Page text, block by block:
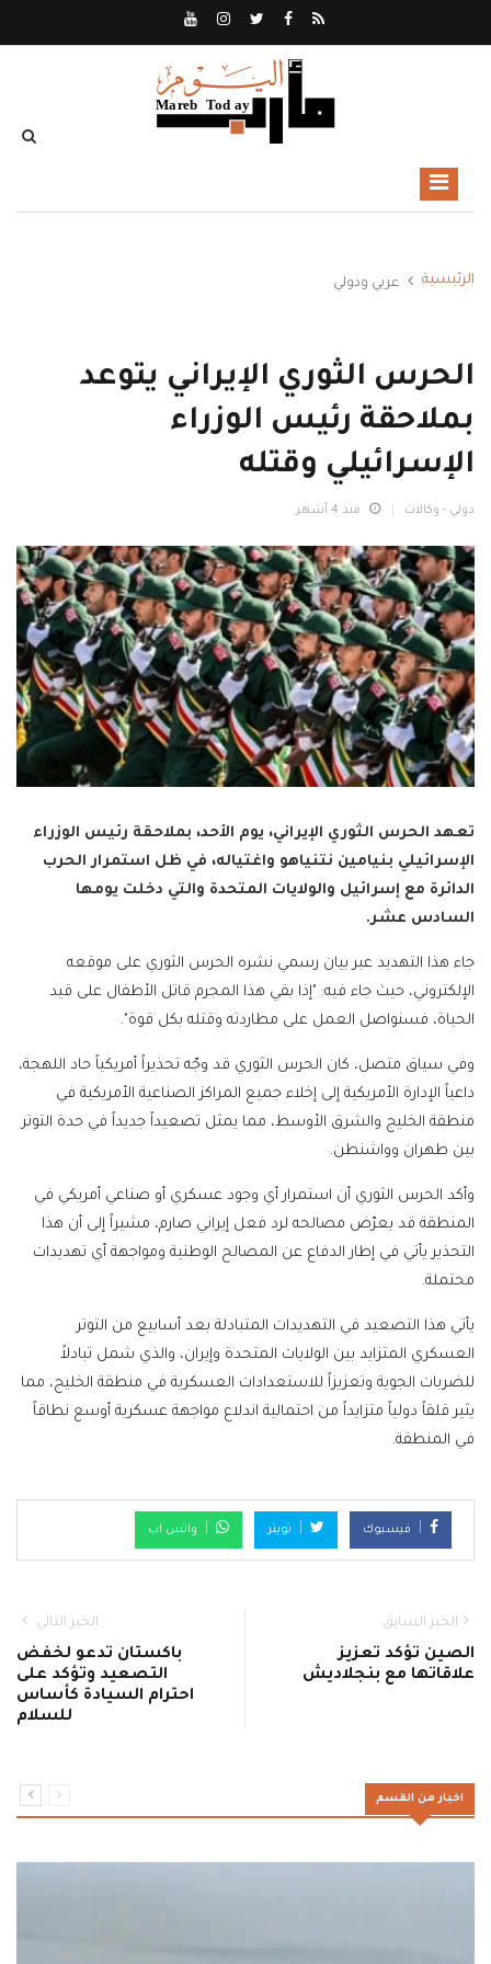
الرئيسية عربي ودولي
الحرس الثوري الإيراني يتوعد
بملاحقة رئيس الوزراء
الإسرائيلي وقتله
دولي - وكالات منذ 4 أشهر
تعهد الحرس الثوري الإيراني، يوم الأحد، بملاحقة رئيس الوزراء
الإسرائيلي بنيامين نتنياهو واغتياله، في ظل استمرار الحرب
الدائرة مع إسرائيل والولايات المتحدة والتي دخلت يومها
السادس عشر.
جاء هذا التهديد عبر بيان رسمي نشره الحرس الثوري على موقعه
الإلكتروني، حيث جاء فيه: "إذا بقي هذا المجرم قاتل الأطفال على قيد
الحياة، فسنواصل العمل على مطاردته وقتله بكل قوة".
وفي سياق متصل، كان الحرس الثوري قد وجّه تحذيراً أمريكياً حاد اللهجة،
داعياً الإدارة الأمريكية إلى إخلاء جميع المراكز الصناعية الأمريكية في
منطقة الخليج والشرق الأوسط، مما يمثل تصعيداً جديداً في حدة التوتر
بين طهران وواشنطن.
وأكد الحرس الثوري أن استمرار أي وجود عسكري أو صناعي أمريكي في
المنطقة قد يعرّض مصالحه لرد فعل إيراني صارم، مشيراً إلى أن هذا
التحذير يأتي في إطار الدفاع عن المصالح الوطنية ومواجهة أي تهديدات
محتملة.
يأتي هذا التصعيد في التهديدات المتبادلة بعد أسابيع من التوتر
العسكري المتزايد بين الولايات المتحدة وإيران، والذي شمل تبادلاً
للضربات الجوية وتعزيزاً للاستعدادات العسكرية في منطقة الخليج، مما
يثير قلقاً دولياً متزايداً من احتمالية اندلاع مواجهة عسكرية أوسع نطاقاً
في المنطقة.
فيسبوك تويتر واتس اب
الخبر السابق
الصين تؤكد تعزيز
علاقاتها مع بنجلاديش
الخبر التالي
باكستان تدعو لخفض
التصعيد وتؤكد على
احترام السيادة كأساس
للسلام
اخبار من القسم